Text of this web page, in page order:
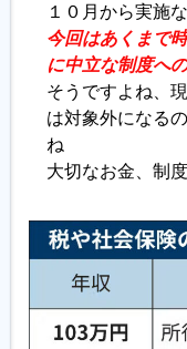
１０月から実施
今回はあくまで
に中立な制度へ
そうですよね、
は対象外になる
ね
大切なお金、制